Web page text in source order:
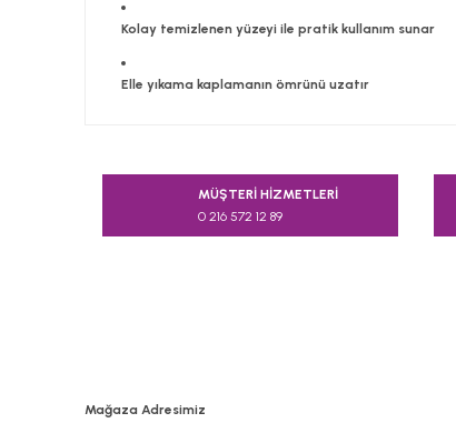
Kolay temizlenen yüzeyi ile pratik kullanım sunar
Elle yıkama kaplamanın ömrünü uzatır
Bu ürünün fiyat bilgisi, resim, ürün
Görüş ve önerileriniz için teşekkür ederiz.
MÜŞTERİ HİZMETLERİ
0 216 572 12 89
Mağaza Adresimiz